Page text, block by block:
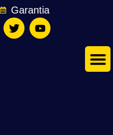
Garantia